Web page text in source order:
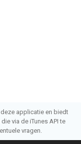
applicatie en biedt
via de iTunes API te
vragen.